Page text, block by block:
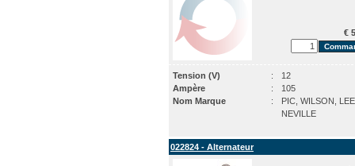
€
Tension (V) :
12
Ampère
:
105
Nom Marque
:
PIC, WILSON,
NEVILLE
022824 - Alternateur